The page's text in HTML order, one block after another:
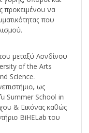
προκειμένου να
που
μεταξύ Λονδίνου
of the Arts
Science.
ως
Summer School in
& Εικόνας καθώς
BiHELab του